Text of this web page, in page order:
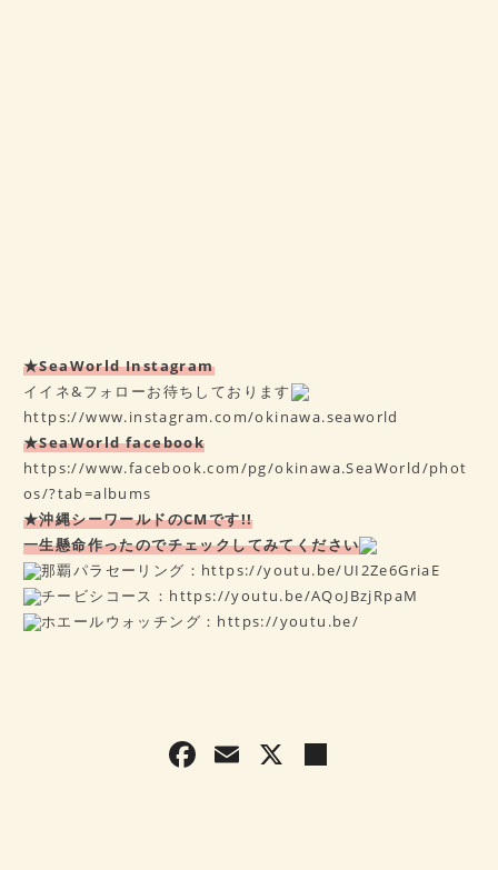
★SeaWorld Instagram
イイネ&フォローお待ちしております
https://www.instagram.com/okinawa.seaworld
★SeaWorld facebook
https://www.facebook.com/pg/okinawa.SeaWorld/phot
os/?tab=albums
★沖縄シーワールドのCMです!!
一生懸命作ったのでチェックしてみてください
那覇パラセーリング： https://youtu.be/UI2Ze6GriaE
チービシコース： https://youtu.be/AQoJBzjRpaM
ホエールウォッチング： https://youtu.be/
F E X